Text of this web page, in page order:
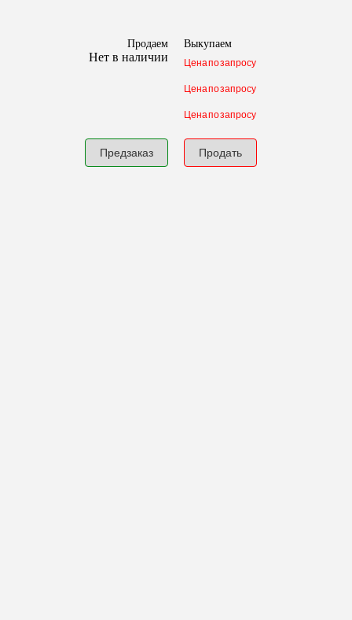
Продаем
Нет в наличии
Выкупаем
Цена по запросу
Цена по запросу
Цена по запросу
Предзаказ Продать